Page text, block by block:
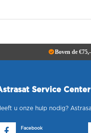
Boven de €75,-
Service Center
u onze hulp nodig?
Facebook